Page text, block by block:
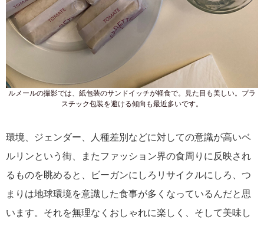
ルメールの撮影では、紙包装のサンドイッチが軽食で。見た目も美しい。プラ
スチック包装を避ける傾向も最近多いです。
環境、ジェンダー、人種差別などに対しての意識が高いベ
ルリンという街、またファッション界の食周りに反映され
るものを眺めると、ビーガンにしろリサイクルにしろ、つ
まりは地球環境を意識した食事が多くなっているんだと思
います。それを無理なくおしゃれに楽しく、そして美味し